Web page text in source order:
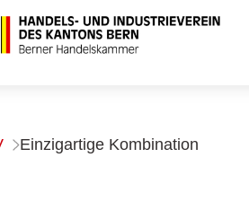
Einzigartige Kombination